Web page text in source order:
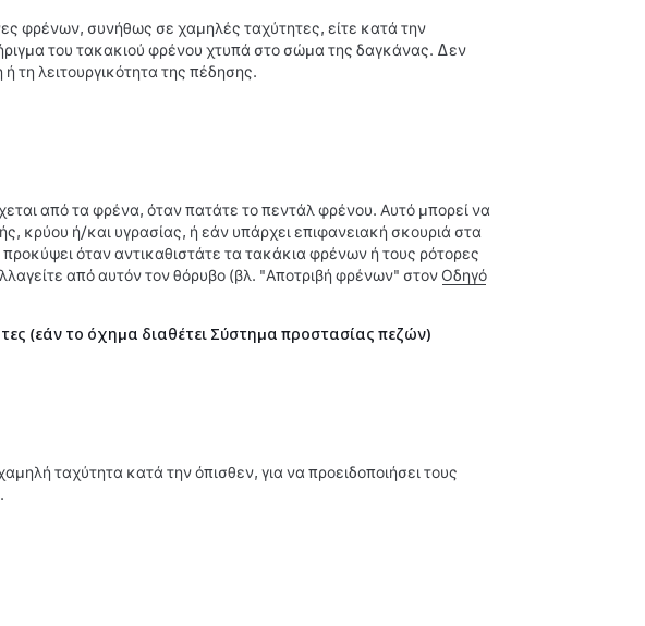
φρένων, συνήθως σε χαμηλές ταχύτητες, είτε κατά την
του τακακιού φρένου χτυπά στο σώμα της δαγκάνας. Δεν
τη λειτουργικότητα της πέδησης.
από τα φρένα, όταν πατάτε το πεντάλ φρένου. Αυτό μπορεί να
κρύου ή/και υγρασίας, ή εάν υπάρχει επιφανειακή σκουριά στα
όταν αντικαθιστάτε τα τακάκια φρένων ή τους ρότορες
από αυτόν τον θόρυβο (βλ. "Αποτριβή φρένων" στον Οδηγό
(εάν το όχημα διαθέτει Σύστημα προστασίας πεζών)
ταχύτητα κατά την όπισθεν, για να προειδοποιήσει τους